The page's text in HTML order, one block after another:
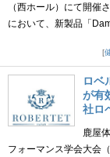
（西ホール）にて開催
において、新製品「
ロベ
が有
社ロ
鹿屋
フォーマンス学会大会